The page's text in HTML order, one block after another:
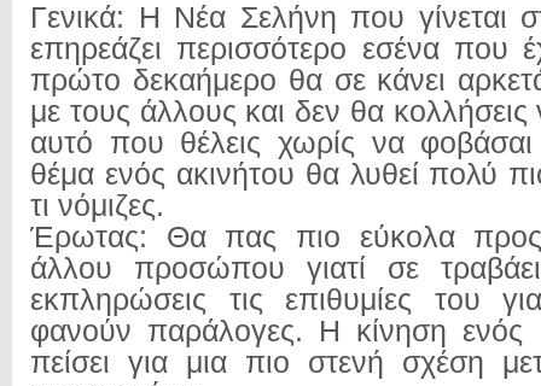
Γενικά: Η Νέα Σελήνη που γίνεται
επηρεάζει περισσότερο εσένα που
πρώτο δεκαήμερο θα σε κάνει
με τους άλλους και δεν θα κολλήσεις
αυτό που θέλεις χωρίς να
θέμα ενός ακινήτου θα λυθεί πολύ
τι νόμιζες.
Έρωτας: Θα πας πιο εύκολα προς
άλλου προσώπου γιατί σε
εκπληρώσεις τις επιθυμίες του
φανούν παράλογες. Η κίνηση ενός
πείσει για μια πιο στενή σχέση